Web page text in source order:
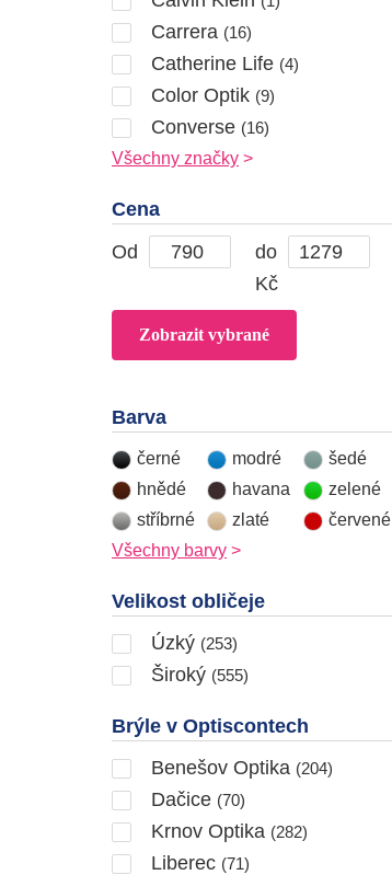
Carrera (16)
Catherine Life (4)
Color Optik (9)
Converse (16)
Všechny značky
Cena
Od
do
Kč
Barva
černé modré
šedé
hnědé
havana
zelené
stříbrné
zlaté
červené
Všechny barvy
Velikost obličeje
Úzký (253)
Široký (555)
Brýle v Optiscontech
Benešov Optika (204)
Dačice (70)
Krnov Optika (282)
Liberec (71)